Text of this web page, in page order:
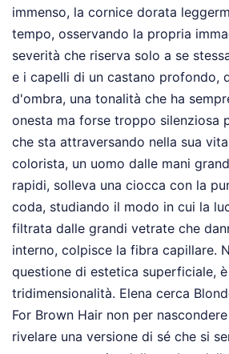
immenso, la cornice dorata
tempo, osservando la propria
severità che riserva solo a se
e i capelli di un castano profondo,
d'ombra, una tonalità che ha
onesta ma forse troppo silenziosa
che sta attraversando nella sua
colorista, un uomo dalle mani
rapidi, solleva una ciocca con la
coda, studiando il modo in cui la
filtrata dalle grandi vetrate che
interno, colpisce la fibra capillare.
questione di estetica superficiale,
tridimensionalità. Elena cerca
For Brown Hair non per
rivelare una versione di sé che si